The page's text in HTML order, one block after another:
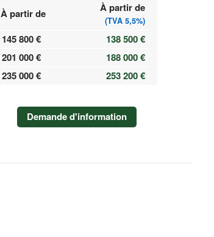
À partir de À partir de
(TVA 5,5%)
145 800 € 138 500 €
201 000 € 188 000 €
235 000 € 253 200 €
Demande d'information